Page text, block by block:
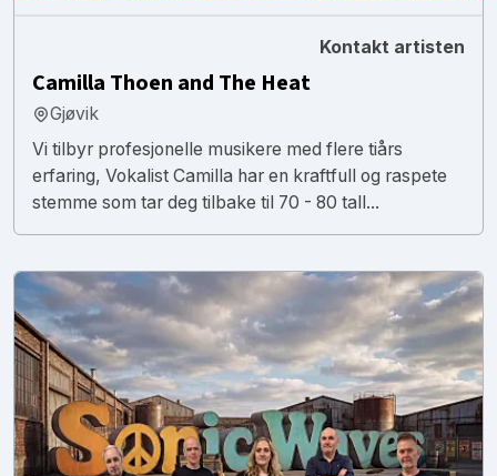
Kontakt artisten
Camilla Thoen and The Heat
Gjøvik
Vi tilbyr profesjonelle musikere med flere tiårs
erfaring, Vokalist Camilla har en kraftfull og raspete
stemme som tar deg tilbake til 70 - 80 tall...